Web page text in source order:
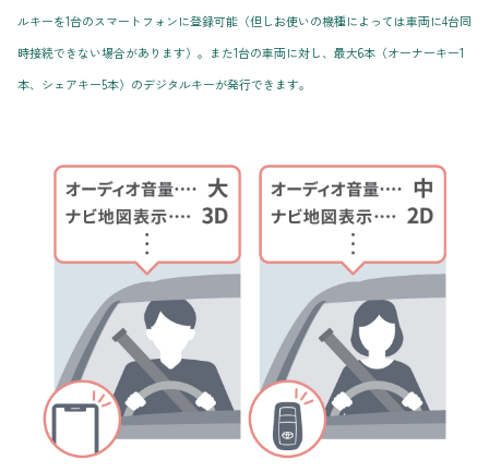
ルキーを1台のスマートフォンに登録可能（但しお使いの機種によっては車両に4台同
時接続できない場合があります）。また1台の車両に対し、最大6本（オーナーキー1
本、シェアキー5本）のデジタルキーが発行できます。